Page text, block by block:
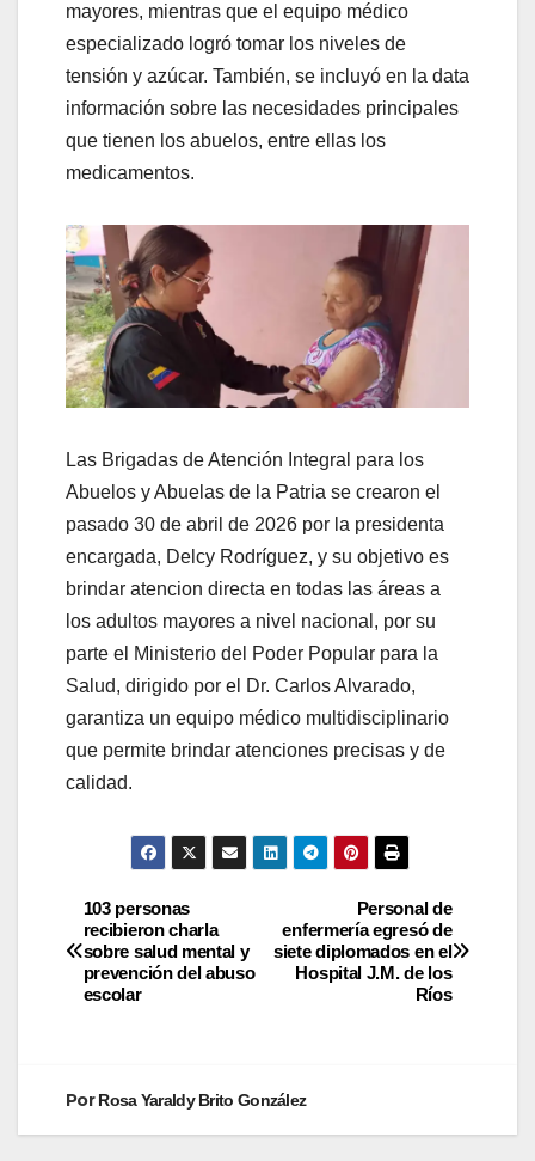
mayores, mientras que ‎el equipo médico
especializado logró tomar los niveles de
tensión y azúcar. También, se incluyó en la data
información sobre las necesidades principales
que tienen los abuelos, entre ellas los
medicamentos.
Las Brigadas de Atención Integral para los
Abuelos y Abuelas de la Patria se crearon el
pasado 30 de abril de 2026 por la presidenta
encargada, Delcy Rodríguez, y su objetivo es
brindar atencion directa en todas las áreas a
los adultos mayores a nivel nacional, por su
parte el Ministerio del Poder Popular para la
Salud, dirigido por el Dr. Carlos Alvarado,
garantiza un equipo médico multidisciplinario
que permite brindar atenciones precisas y de
calidad.
Personal de
enfermería egresó de
siete diplomados en el
Hospital J.M. de los
Ríos
103 personas
recibieron charla
sobre salud mental y
prevención del abuso
escolar
PorRosa Yaraldy Brito González